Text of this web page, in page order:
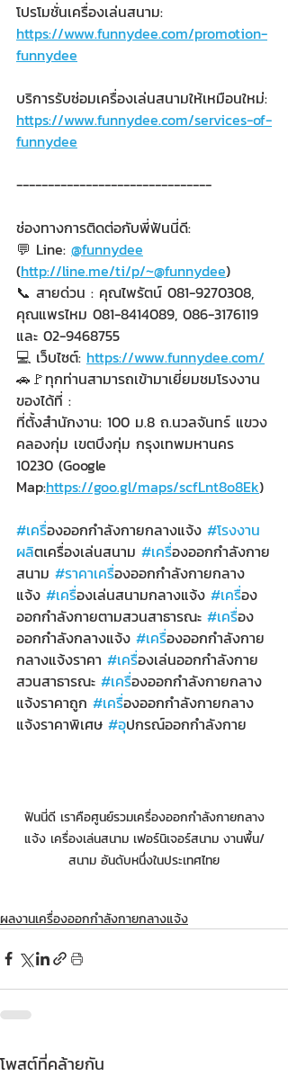
โปรโมชั่นเครื่องเล่นสนาม:
https://www.funnydee.com/promotion-
funnydee
บริการรับซ่อมเครื่องเล่นสนามให้เหมือนใหม่:
https://www.funnydee.com/services-of-
funnydee
-------------------------------
ช่องทางการติดต่อกับพี่ฟันนี่ดี:
💬 Line: @funnydee
(http://line.me/ti/p/~@funnydee)
📞 สายด่วน : คุณไพรัตน์ 081-9270308,
คุณแพรไหม 081-8414089, 086-3176119
และ 02-9468755
💻 เว็บไซต์: https://www.funnydee.com/
🚗🚩ทุกท่านสามารถเข้ามาเยี่ยมชมโรงงาน
ของได้ที่ :
ที่ตั้งสำนักงาน: 100 ม.8 ถ.นวลจันทร์ แขวง
คลองกุ่ม เขตบึงกุ่ม กรุงเทพมหานคร
10230 (Google
Map:https://goo.gl/maps/scfLnt8o8Ek)
#เครื่องออกกำลังกายกลางแจ้ง #โรงงาน
ผลิตเครื่องเล่นสนาม #เครื่องออกกำลังกาย
สนาม #ราคาเครื่องออกกําลังกายกลาง
แจ้ง #เครื่องเล่นสนามกลางแจ้ง #เครื่อง
ออกกำลังกายตามสวนสาธารณะ #เครื่อง
ออกกำลังกลางแจ้ง #เครื่องออกกำลังกาย
กลางแจ้งราคา #เครื่องเล่นออกกําลังกาย
สวนสาธารณะ #เครื่องออกกำลังกายกลาง
แจ้งราคาถูก #เครื่องออกกำลังกายกลาง
แจ้งราคาพิเศษ #อุปกรณ์ออกกำลังกาย
ฟันนี่ดี เราคือศูนย์รวมเครื่องออกกำลังกายกลาง
แจ้ง เครื่องเล่นสนาม เฟอร์นิเจอร์สนาม งานพื้น/
สนาม อันดับหนึ่งในประเทศไทย
ผลงานเครื่องออกกำลังกายกลางแจ้ง
โพสต์ที่คล้ายกัน